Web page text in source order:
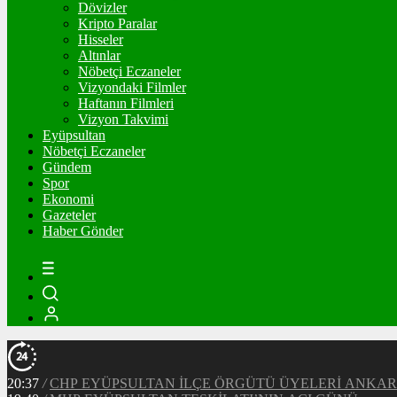
Dövizler
Kripto Paralar
Hisseler
Altınlar
Nöbetçi Eczaneler
Vizyondaki Filmler
Haftanın Filmleri
Vizyon Takvimi
Eyüpsultan
Nöbetçi Eczaneler
Gündem
Spor
Ekonomi
Gazeteler
Haber Gönder
20:37 / CHP EYÜPSULTAN İLÇE ÖRGÜTÜ ÜYELERİ